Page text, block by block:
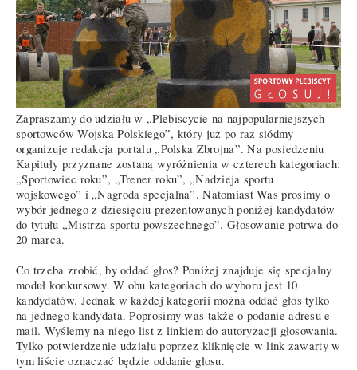
Zapraszamy do udziału w „Plebiscycie na najpopularniejszych
sportowców Wojska Polskiego”, który już po raz siódmy
organizuje redakcja portalu „Polska Zbrojna”. Na posiedzeniu
Kapituły przyznane zostaną wyróżnienia w czterech kategoriach:
„Sportowiec roku”, „Trener roku”, „Nadzieja sportu
wojskowego” i „Nagroda specjalna”. Natomiast Was prosimy o
wybór jednego z dziesięciu prezentowanych poniżej kandydatów
do tytułu „Mistrza sportu powszechnego”. Głosowanie potrwa do
20 marca.
Co trzeba zrobić, by oddać głos? Poniżej znajduje się specjalny
moduł konkursowy. W obu kategoriach do wyboru jest 10
kandydatów. Jednak w każdej kategorii można oddać głos tylko
na jednego kandydata. Poprosimy was także o podanie adresu e-
mail. Wyślemy na niego list z linkiem do autoryzacji głosowania.
Tylko potwierdzenie udziału poprzez kliknięcie w link zawarty w
tym liście oznaczać będzie oddanie głosu.